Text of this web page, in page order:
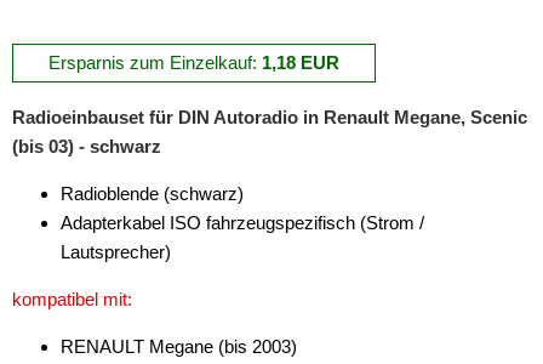
für Jeep
für Kia
für Lancia
für Land Rover
für Lexus
für Lincoln
für MAN
Ersparnis zum Einzelkauf: 1,18 EUR
Radioeinbauset für DIN Autoradio in Renault Megane, Scenic
(bis 03) - schwarz
Radioblende (schwarz)
Adapterkabel ISO fahrzeugspezifisch (Strom /
Lautsprecher)
kompatibel mit:
RENAULT Megane (bis 2003)